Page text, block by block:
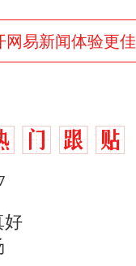
网易新闻体验更佳
好